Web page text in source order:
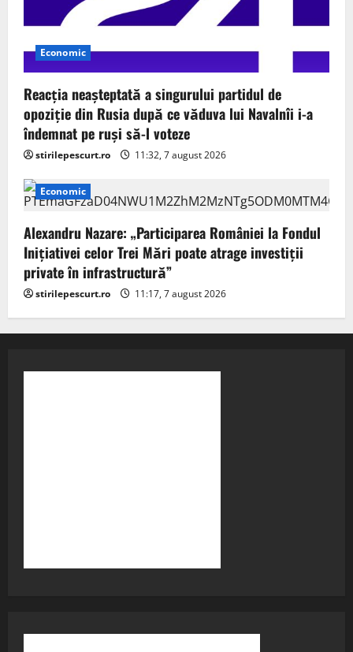
Economic
Reacția neașteptată a singurului partidul de
opoziţie din Rusia după ce văduva lui Navalnîi i-a
îndemnat pe ruși să-l voteze
stirilepescurt.ro 11:32, 7 august 2026
Economic
Alexandru Nazare: „Participarea României la Fondul
Inițiativei celor Trei Mări poate atrage investiții
private în infrastructură”
stirilepescurt.ro 11:17, 7 august 2026